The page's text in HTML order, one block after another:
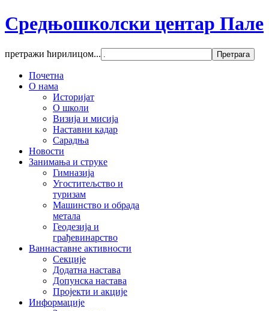
Средњошколски центар Пале
претражи ћирилицом...
Почетна
О нама
Историјат
О школи
Визија и мисија
Наставни кадар
Сарадња
Новости
Занимања и струке
Гимназија
Угоститељство и
туризам
Машинство и обрада
метала
Геодезија и
грађевинарство
Ваннаставне активности
Секције
Додатна настава
Допунска настава
Пројекти и акције
Информације